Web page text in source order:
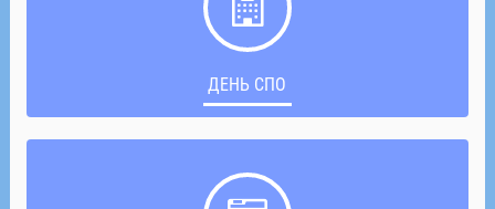
ДЕНЬ СПО